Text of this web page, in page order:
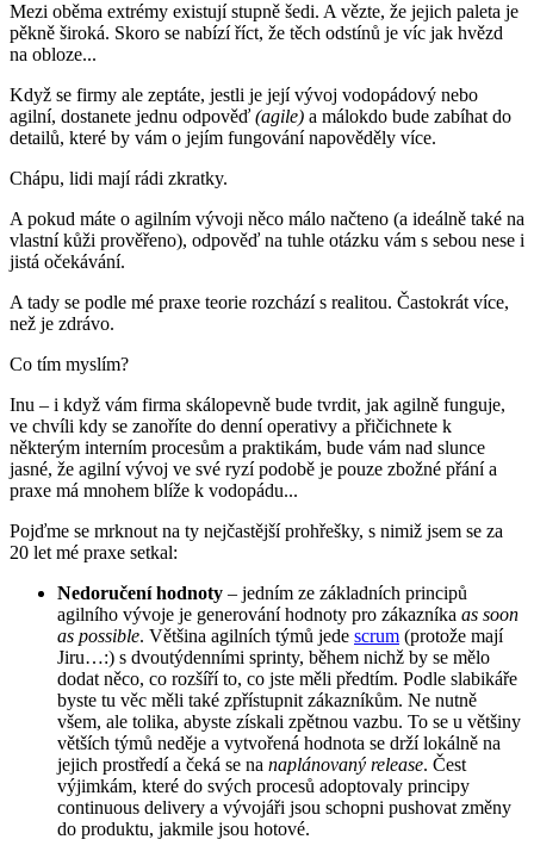
Mezi oběma extrémy existují stupně šedi. A vězte, že jejich paleta je
pěkně široká. Skoro se nabízí říct, že těch odstínů je víc jak hvězd
na obloze...
Když se firmy ale zeptáte, jestli je její vývoj vodopádový nebo
agilní, dostanete jednu odpověď (agile) a málokdo bude zabíhat do
detailů, které by vám o jejím fungování napověděly více.
Chápu, lidi mají rádi zkratky.
A pokud máte o agilním vývoji něco málo načteno (a ideálně také na
vlastní kůži prověřeno), odpověď na tuhle otázku vám s sebou nese i
jistá očekávání.
A tady se podle mé praxe teorie rozchází s realitou. Častokrát více,
než je zdrávo.
Co tím myslím?
Inu – i když vám firma skálopevně bude tvrdit, jak agilně funguje,
ve chvíli kdy se zanoříte do denní operativy a přičichnete k
některým interním procesům a praktikám, bude vám nad slunce
jasné, že agilní vývoj ve své ryzí podobě je pouze zbožné přání a
praxe má mnohem blíže k vodopádu...
Pojďme se mrknout na ty nejčastější prohřešky, s nimiž jsem se za
20 let mé praxe setkal:
Nedoručení hodnoty – jedním ze základních principů
agilního vývoje je generování hodnoty pro zákazníka as soon
as possible. Většina agilních týmů jede scrum (protože mají
Jiru…:) s dvoutýdenními sprinty, během nichž by se mělo
dodat něco, co rozšíří to, co jste měli předtím. Podle slabikáře
byste tu věc měli také zpřístupnit zákazníkům. Ne nutně
všem, ale tolika, abyste získali zpětnou vazbu. To se u většiny
větších týmů neděje a vytvořená hodnota se drží lokálně na
jejich prostředí a čeká se na naplánovaný release. Čest
výjimkám, které do svých procesů adoptovaly principy
continuous delivery a vývojáři jsou schopni pushovat změny
do produktu, jakmile jsou hotové.